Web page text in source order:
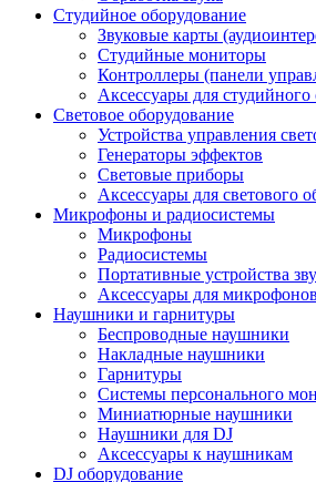
Студийное оборудование
Звуковые карты
Студийные мониторы
Контроллеры (панели
Аксессуары для студийного
Световое оборудование
Устройства управления
Генераторы эффектов
Световые приборы
Аксессуары для светового
Микрофоны и радиосистемы
Микрофоны
Радиосистемы
Портативные устройства
Аксессуары для
Наушники и гарнитуры
Беспроводные наушники
Накладные наушники
Гарнитуры
Системы персонального
Миниатюрные наушники
Наушники для DJ
Аксессуары к наушникам
DJ оборудование